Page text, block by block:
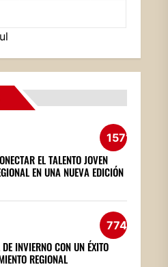
1571
EL TALENTO JOVEN
EN UNA NUEVA EDICIÓN
774
INVIERNO CON UN ÉXITO
REGIONAL